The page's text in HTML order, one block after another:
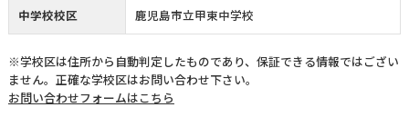
中学校校区 鹿児島市立甲東中学校
※学校区は住所から自動判定したものであり、保証できる情報ではござい
ません。正確な学校区はお問い合わせ下さい。
お問い合わせフォームはこちら